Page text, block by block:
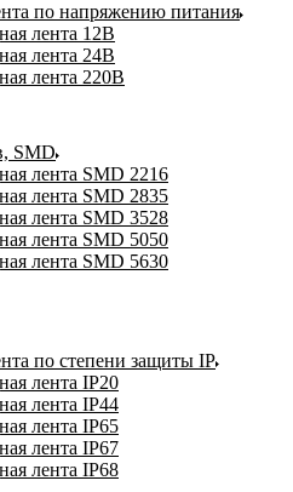
по напряжению питания
лента 12В
лента 24В
лента 220В
SMD
лента SMD 2216
лента SMD 2835
лента SMD 3528
лента SMD 5050
лента SMD 5630
по степени защиты IP
лента IP20
лента IP44
лента IP65
лента IP67
лента IP68